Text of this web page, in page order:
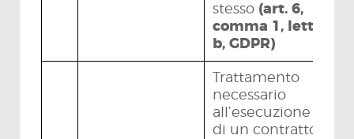
stesso (art. 6,
comma 1, lett.
b, GDPR)
Trattamento
necessario
all’esecuzione
di un contratto